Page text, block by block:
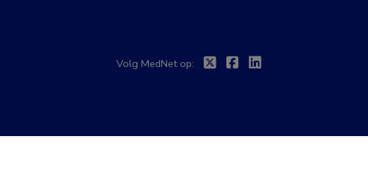
Volg MedNet op: TwitterFacebook
Linkedin